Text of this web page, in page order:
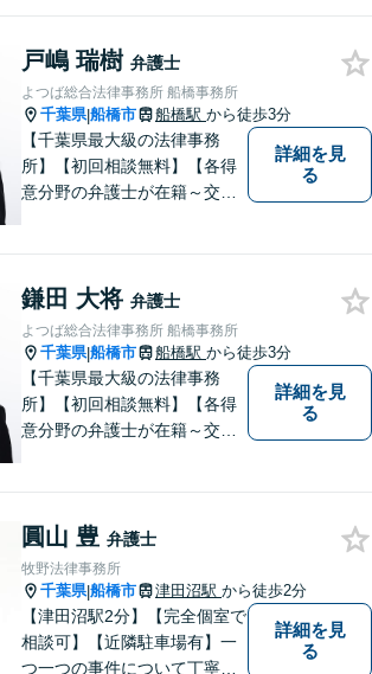
戸嶋 瑞樹 弁護士
よつば総合法律事務所 船橋事務所
千葉県|船橋市 船橋駅 から徒歩3分
【千葉県最大級の法律事務
所】【初回相談無料】【各得
意分野の弁護士が在籍～交通
詳細を見
る
鎌田 大将 弁護士
よつば総合法律事務所 船橋事務所
千葉県|船橋市 船橋駅 から徒歩3分
【千葉県最大級の法律事務
所】【初回相談無料】【各得
意分野の弁護士が在籍～交通
詳細を見
る
圓山 豊 弁護士
牧野法律事務所
千葉県|船橋市 津田沼駅 から徒歩2分
【津田沼駅2分】【完全個室で
相談可】【近隣駐車場有】一
つ一つの事件について丁寧に
詳細を見
る